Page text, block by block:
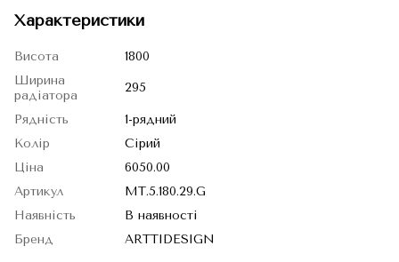
Характеристики
Висота
1800
Ширина
радіатора
295
Рядність
1-рядний
Колір
Сірий
Ціна
6050.00
Артикул
MT.5.180.29.G
Наявність
В наявності
Бренд
ARTTIDESIGN